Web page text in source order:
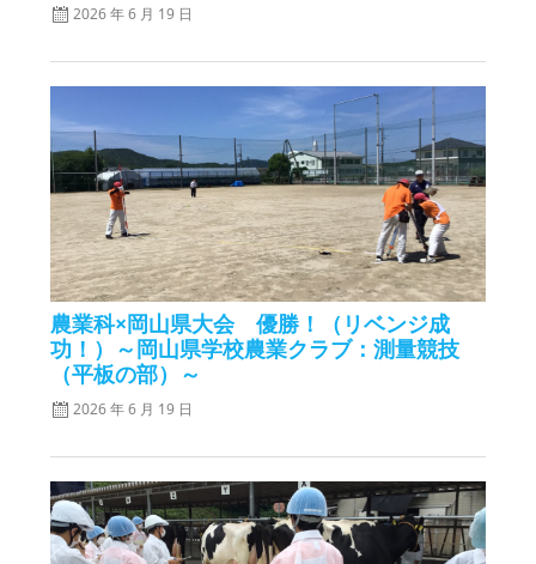
2026 年 6 月 19 日
農業科×岡山県大会 優勝！（リベンジ成
功！）～岡山県学校農業クラブ：測量競技
（平板の部）～
2026 年 6 月 19 日